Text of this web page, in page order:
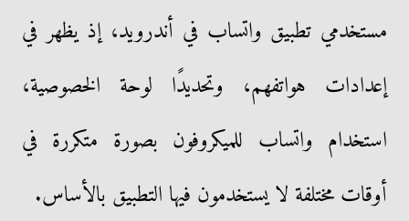
مستخدمي تطبيق واتساب في أندرويد، إذ يظهر في
إعدادات هواتفهم، وتحديدًا لوحة الخصوصية،
استخدام واتساب للميكروفون بصورة متكررة في
أوقات مختلفة لا يستخدمون فيها التطبيق بالأساس.